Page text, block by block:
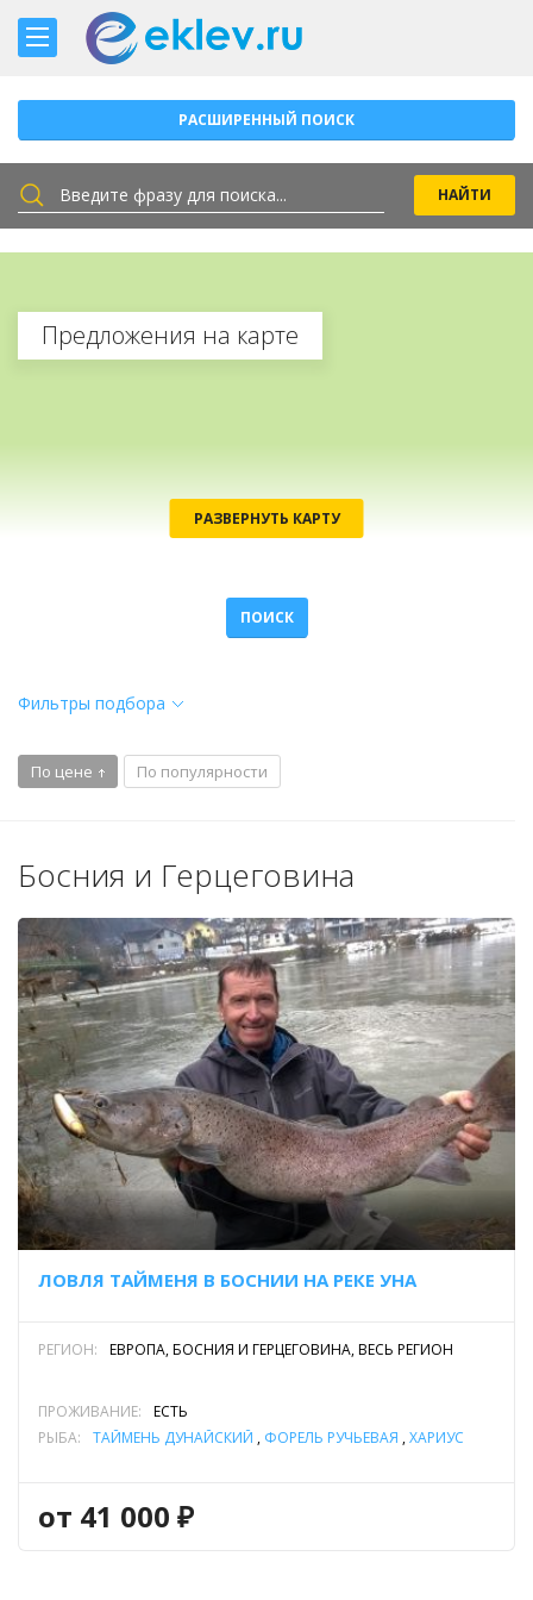
РАСШИРЕННЫЙ ПОИСК
Предложения на карте
РАЗВЕРНУТЬ КАРТУ
ПОИСК
Фильтры подбора
По цене По популярности
Босния и Герцеговина
ЛОВЛЯ ТАЙМЕНЯ В БОСНИИ НА РЕКЕ УНА
РЕГИОН: ЕВРОПА, БОСНИЯ И ГЕРЦЕГОВИНА, ВЕСЬ РЕГИОН
ПРОЖИВАНИЕ:
ЕСТЬ
РЫБА:
ТАЙМЕНЬ ДУНАЙСКИЙ , ФОРЕЛЬ РУЧЬЕВАЯ ,ХАРИУС
от 41 000 ₽